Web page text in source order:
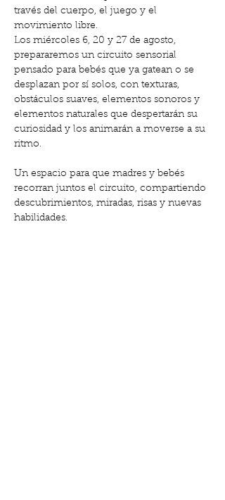
través del cuerpo, el juego y el
movimiento libre.
Los miércoles 6, 20 y 27 de agosto,
prepararemos un circuito sensorial
pensado para bebés que ya gatean o se
desplazan por sí solos, con texturas,
obstáculos suaves, elementos sonoros y
elementos naturales que despertarán su
curiosidad y los animarán a moverse a su
ritmo.
Un espacio para que madres y bebés
recorran juntos el circuito, compartiendo
descubrimientos, miradas, risas y nuevas
habilidades.